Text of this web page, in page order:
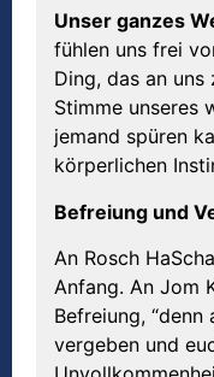
Unser ganzes
fühlen uns frei
Ding, das an
Stimme unseres
jemand spüren
körperlichen
Befreiung und
An Rosch
Anfang. An Jom
Befreiung, “denn
vergeben und